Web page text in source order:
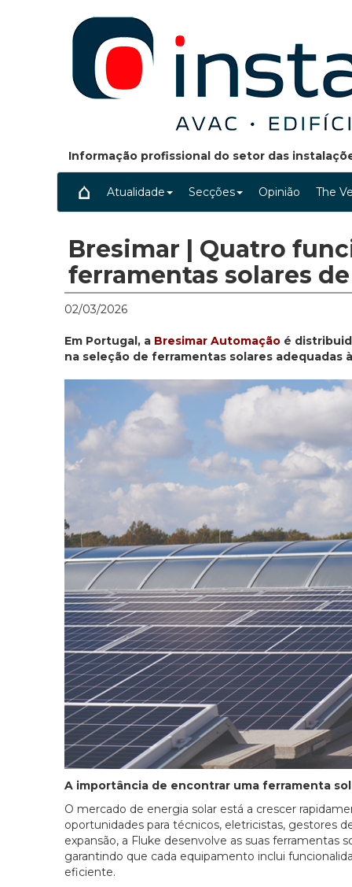
Informação profissional do setor das
Atualidade Secções Opinião The
Bresimar | Quatro
ferramentas solares
02/03/2026
Em Portugal, a Bresimar Automação é
na seleção de ferramentas solares
A importância de encontrar uma ferramenta
O mercado de energia solar está a crescer
oportunidades para técnicos, eletricistas, gestores
expansão, a Fluke desenvolve as suas ferramentas
garantindo que cada equipamento inclui
eficiente.